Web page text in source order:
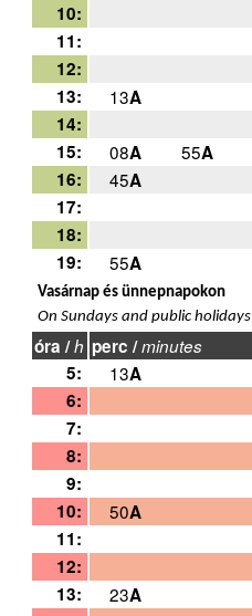
10:
11:
12:
13:
13A
14:
15:
08A 55A
16:
45A
17:
18:
19:
55A
Vasárnap és ünnepnapokon
On Sundays and public holidays
óra /h perc /minutes
5: 13A
6:
7:
8:
9:
10:
50A
11:
12:
13:
23A